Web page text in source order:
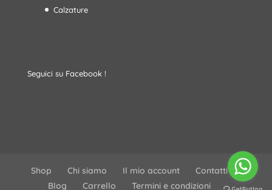
Calzature
Seguici su Facebook !
Shop Chi siamo Il mio account
Contatti
Blog
Carrello Termini e condizioni